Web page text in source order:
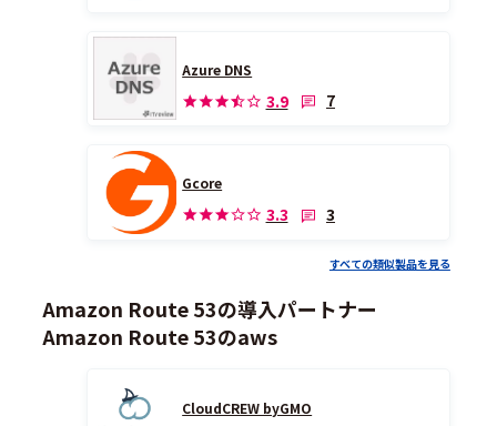
Azure DNS
3.9 7
Gcore
3.3 3
すべての類似製品を見る
Amazon Route 53の導入パートナー
Amazon Route 53のaws
CloudCREW byGMO